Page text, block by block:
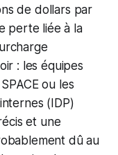
de dollars par
perte liée à la
: les équipes
ou les
(IDP)
et une
dû au